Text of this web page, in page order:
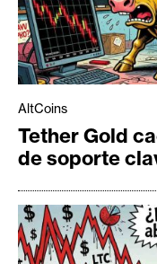
AltCoins
Tether Gold
de soporte